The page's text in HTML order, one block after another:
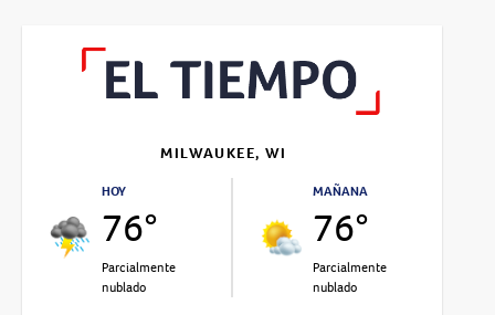
MILWAUKEE, WI
HOY
76°
Parcialmente
nublado
MAÑANA
76°
Parcialmente
nublado